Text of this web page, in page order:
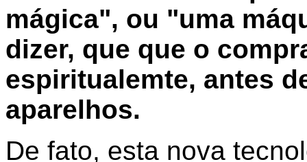
mágica", ou "uma
dizer, que que o
espiritualemte, antes
aparelhos.
De fato, esta nova